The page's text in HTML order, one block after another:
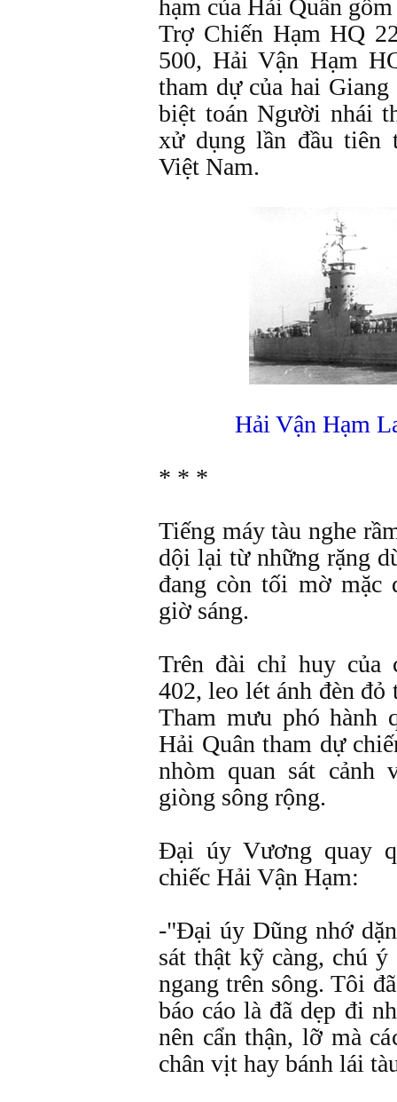
hạm của Hải Quân
Trợ Chiến Hạm HQ
500, Hải Vận Hạm
tham dự của hai
biệt toán Người nhái
xử dụng lần đầu tiên
Việt Nam.
Hải Vận Hạm
* * *
Tiếng máy tàu nghe
dội lại từ những rặng
đang còn tối mờ mặc
giờ sáng.
Trên đài chỉ huy của
402, leo lét ánh đèn
Tham mưu phó hành
Hải Quân tham dự
nhòm quan sát
giòng sông rộng.
Ðại úy Vương quay
chiếc Hải Vận Hạm:
-"Ðại úy Dũng nhớ
sát thật kỹ càng, chú ý
ngang trên sông. Tôi
báo cáo là đã dẹp đi
nên cẩn thận, lỡ mà
chân vịt hay bánh lái